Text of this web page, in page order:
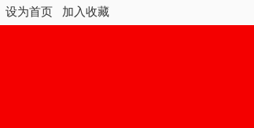
设为首页 加入收藏